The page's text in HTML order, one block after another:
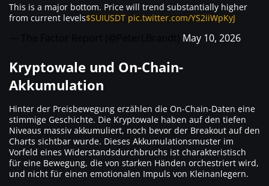
This is a major bottom. Price will trend substantially higher
from current levels$SUIUSDT pic.twitter.com/YS2iiWpKyJ
May 10, 2026
Kryptowale und On-Chain-
Akkumulation
Hinter der Preisbewegung erzählen die On-Chain-Daten eine
stimmige Geschichte. Die Kryptowale haben auf den tiefen
Niveaus massiv akkumuliert, noch bevor der Breakout auf den
Charts sichtbar wurde. Dieses Akkumulationsmuster im
Vorfeld eines Widerstandsdurchbruchs ist charakteristisch
für eine Bewegung, die von starken Händen orchestriert wird,
und nicht für einen emotionalen Impuls von Kleinanlegern.